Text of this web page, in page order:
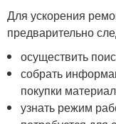
Для ускорения
предварительно
осуществить
собрать
покупки
узнать режим